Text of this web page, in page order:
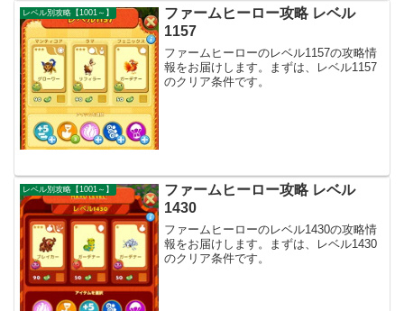
レベル別攻略【1001～】
ファームヒーロー攻略 レベル
1157
ファームヒーローのレベル1157の攻略情
報をお届けします。まずは、レベル1157
のクリア条件です。
レベル別攻略【1001～】
ファームヒーロー攻略 レベル
1430
ファームヒーローのレベル1430の攻略情
報をお届けします。まずは、レベル1430
のクリア条件です。